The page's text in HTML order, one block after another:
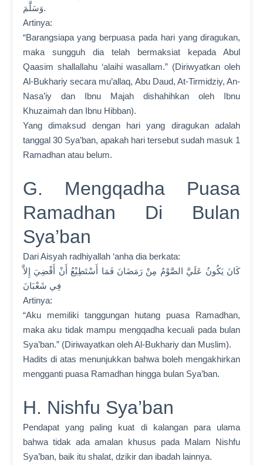
وَسَلَّمَ.
Artinya:
“Barangsiapa yang berpuasa pada hari yang diragukan,
maka sungguh dia telah bermaksiat kepada Abul
Qaasim shallallahu ‘alaihi wasallam.” (Diriwyatkan oleh
Al-Bukhariy secara mu’allaq, Abu Daud, At-Tirmidziy, An-
Nasa’iy dan Ibnu Majah dishahihkan oleh Ibnu
Khuzaimah dan Ibnu Hibban).
Yang dimaksud dengan hari yang diragukan adalah
tanggal 30 Sya’ban, apakah hari tersebut sudah masuk 1
Ramadhan atau belum.
G. Mengqadha Puasa
Ramadhan Di Bulan
Sya’ban
Dari Aisyah radhiyallah ‘anha dia berkata:
كَانَ يَكُونُ عَلَيَّ الصَّوْمُ مِنْ رَمَضَانَ فَمَا أَسْتَطِيْعُ أَنْ أَقْضِيَ إِلاَّ
فِي شَعْبَانَ
Artinya:
“Aku memiliki tanggungan hutang puasa Ramadhan,
maka aku tidak mampu mengqadha kecuali pada bulan
Sya’ban.” (Diriwayatkan oleh Al-Bukhariy dan Muslim).
Hadits di atas menunjukkan bahwa boleh mengakhirkan
mengganti puasa Ramadhan hingga bulan Sya’ban.
H. Nishfu Sya’ban
Pendapat yang paling kuat di kalangan para ulama
bahwa tidak ada amalan khusus pada Malam Nishfu
Sya’ban, baik itu shalat, dzikir dan ibadah lainnya.